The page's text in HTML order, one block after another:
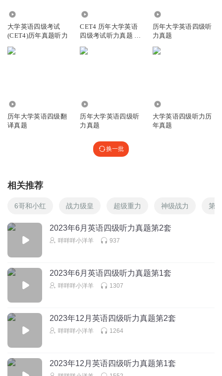
大学英语四级考试
(CET4)历年真题听力
CET4 历年大学英语
四级考试听力真题 英
历年大学英语四级听
力真题
历年大学英语四级翻
译真题
历年大学英语四级听
力真题
大学英语四级听力历
年真题
换一批
相关推荐
6哥和小红 战力级皇 超级重力 神级战力 第6
2023年6月英语四级听力真题第2套
咩咩咩小洋羊 937
2023年6月英语四级听力真题第1套
咩咩咩小洋羊 1307
2023年12月英语四级听力真题第2套
咩咩咩小洋羊 1264
2023年12月英语四级听力真题第1套